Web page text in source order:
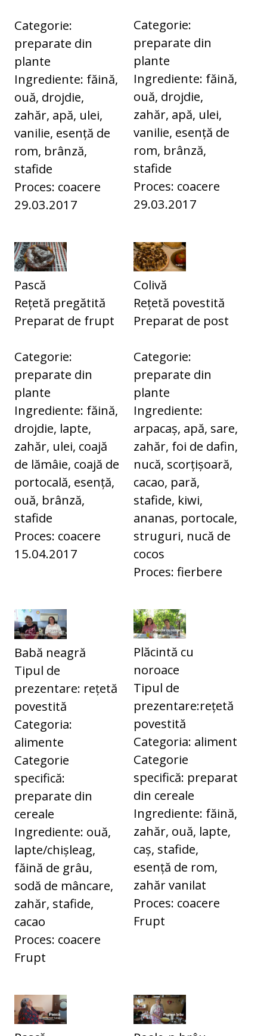
Categorie:
preparate din
plante
Ingrediente: făină,
ouă, drojdie,
zahăr, apă, ulei,
vanilie, esență de
rom, brânză,
stafide
Proces: coacere
29.03.2017
Categorie:
preparate din
plante
Ingrediente: făină,
ouă, drojdie,
zahăr, apă, ulei,
vanilie, esență de
rom, brânză,
stafide
Proces: coacere
29.03.2017
Pască
Rețetă pregătită
Preparat de frupt
Categorie:
preparate din
plante
Ingrediente: făină,
drojdie, lapte,
zahăr, ulei, coajă
de lămâie, coajă de
portocală, esență,
ouă, brânză,
stafide
Proces: coacere
15.04.2017
Colivă
Rețetă povestită
Preparat de post
Categorie:
preparate din
plante
Ingrediente:
arpacaș, apă, sare,
zahăr, foi de dafin,
nucă, scorțișoară,
cacao, pară,
stafide, kiwi,
ananas, portocale,
struguri, nucă de
cocos
Proces: fierbere
Babă neagră
Tipul de
prezentare: rețetă
povestită
Categoria:
alimente
Categorie
specifică:
preparate din
cereale
Ingrediente: ouă,
lapte/chișleag,
făină de grâu,
sodă de mâncare,
zahăr, stafide,
cacao
Proces: coacere
Frupt
Plăcintă cu
noroace
Tipul de
prezentare:rețetă
povestită
Categoria: aliment
Categorie
specifică: preparat
din cereale
Ingrediente: făină,
zahăr, ouă, lapte,
caș, stafide,
esență de rom,
zahăr vanilat
Proces: coacere
Frupt